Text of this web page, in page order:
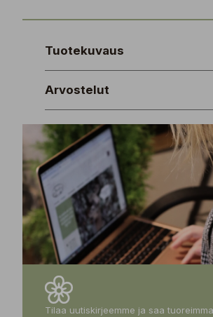
Tuotekuvaus
Arvostelut
Tilaa uutiskirjeemme ja saa